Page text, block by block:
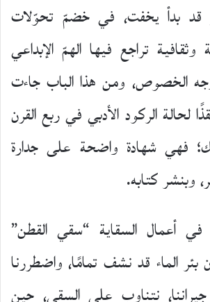
قد بدأ يخفت، في خضمّ تحوّلات
تراجع فيها الهمّ الإبداعي
الخصوص، ومن هذا الباب جاءت
لحالة الركود الأدبي في ربع القرن
فهي شهادة واضحة على جدارة
وبنشر كتابه.
أعمال السقاية “سقي القطن”
كان بئر الماء قد نشف تمامًا، واضطررنا